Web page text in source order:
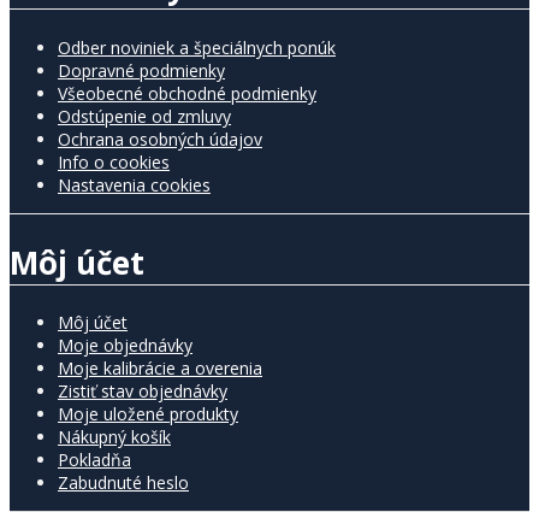
Odber noviniek a špeciálnych ponúk
Dopravné podmienky
Všeobecné obchodné podmienky
Odstúpenie od zmluvy
Ochrana osobných údajov
Info o cookies
Nastavenia cookies
Môj účet
Môj účet
Moje objednávky
Moje kalibrácie a overenia
Zistiť stav objednávky
Moje uložené produkty
Nákupný košík
Pokladňa
Zabudnuté heslo